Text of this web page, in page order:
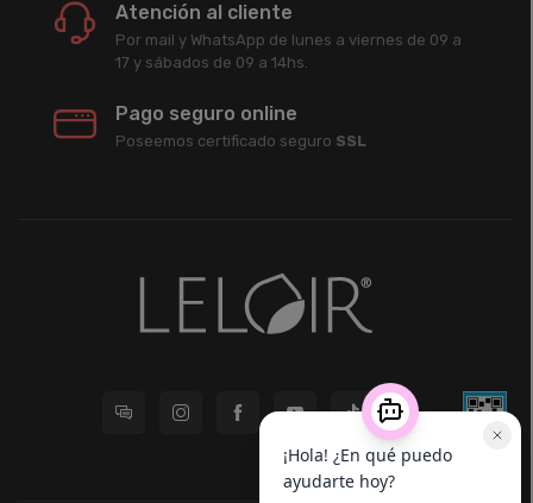
Atención al cliente
Por mail y WhatsApp de lunes a viernes de 09 a
17 y sábados de 09 a 14hs.
Pago seguro online
Poseemos certificado seguro SSL